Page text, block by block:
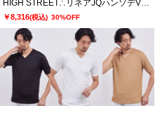
￥8,316(税込) 30%OFF